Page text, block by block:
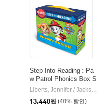
Katherine Tegen Books
Step Into Reading : Pa
w Patrol Phonics Box S
et
Liberts, Jennifer / Jackson, Mike
13,440원 (40% 할인)